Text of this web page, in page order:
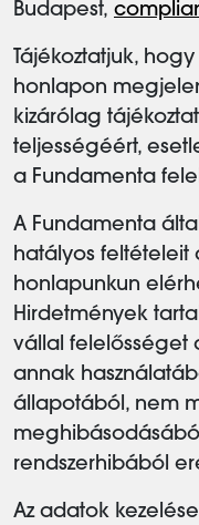
Budapest,
Tájékoztatjuk,
honlapon
kizárólag
teljességéért,
a Fundamenta
A Fundamenta
hatályos feltételeit
honlapunkun
Hirdetmények
vállal felelősséget
annak
állapotából, nem
rendszerhibából
Az adatok